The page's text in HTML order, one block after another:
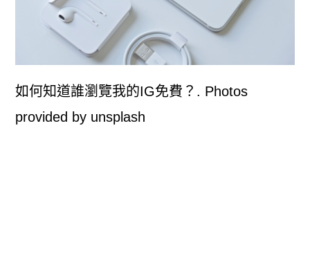
如何知道誰瀏覽我的IG免費？. Photos
provided by unsplash